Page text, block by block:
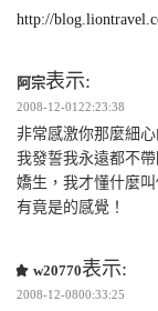
http://
阿宗表示:
2008-12-0122:23:38
非常感激你那麼細
我發誓我永遠都不
嬌生，我才懂什麼
有竟是的感覺！
w20770表示:
2008-12-0800:33:25